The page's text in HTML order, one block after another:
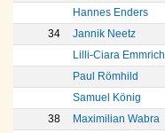
Hannes Enders
34
Jannik Neetz
Lilli-Ciara Emmrich
Paul Römhild
Samuel König
38
Maximilian Wabra